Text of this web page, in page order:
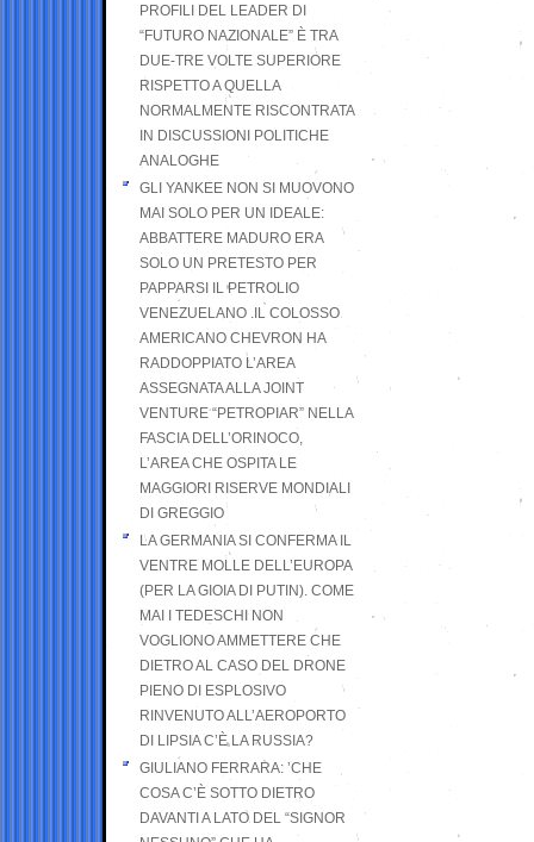
PROFILI DEL LEADER DI
“FUTURO NAZIONALE” È TRA
DUE-TRE VOLTE SUPERIORE
RISPETTO A QUELLA
NORMALMENTE RISCONTRATA
IN DISCUSSIONI POLITICHE
ANALOGHE
GLI YANKEE NON SI MUOVONO
MAI SOLO PER UN IDEALE:
ABBATTERE MADURO ERA
SOLO UN PRETESTO PER
PAPPARSI IL PETROLIO
VENEZUELANO .IL COLOSSO
AMERICANO CHEVRON HA
RADDOPPIATO L’AREA
ASSEGNATA ALLA JOINT
VENTURE “PETROPIAR” NELLA
FASCIA DELL’ORINOCO,
L’AREA CHE OSPITA LE
MAGGIORI RISERVE MONDIALI
DI GREGGIO
LA GERMANIA SI CONFERMA IL
VENTRE MOLLE DELL’EUROPA
(PER LA GIOIA DI PUTIN). COME
MAI I TEDESCHI NON
VOGLIONO AMMETTERE CHE
DIETRO AL CASO DEL DRONE
PIENO DI ESPLOSIVO
RINVENUTO ALL’AEROPORTO
DI LIPSIA C’È LA RUSSIA?
GIULIANO FERRARA: ’CHE
COSA C’È SOTTO DIETRO
DAVANTI A LATO DEL “SIGNOR